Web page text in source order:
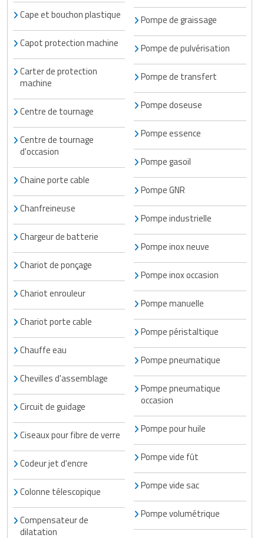
Cape et bouchon plastique
Capot protection machine
Carter de protection
machine
Centre de tournage
Centre de tournage
d'occasion
Chaine porte cable
Chanfreineuse
Chargeur de batterie
Chariot de ponçage
Chariot enrouleur
Chariot porte cable
Chauffe eau
Chevilles d'assemblage
Circuit de guidage
Ciseaux pour fibre de verre
Codeur jet d'encre
Colonne télescopique
Compensateur de
dilatation
Pompe de graissage
Pompe de pulvérisation
Pompe de transfert
Pompe doseuse
Pompe essence
Pompe gasoil
Pompe GNR
Pompe industrielle
Pompe inox neuve
Pompe inox occasion
Pompe manuelle
Pompe péristaltique
Pompe pneumatique
Pompe pneumatique
occasion
Pompe pour huile
Pompe vide fût
Pompe vide sac
Pompe volumétrique